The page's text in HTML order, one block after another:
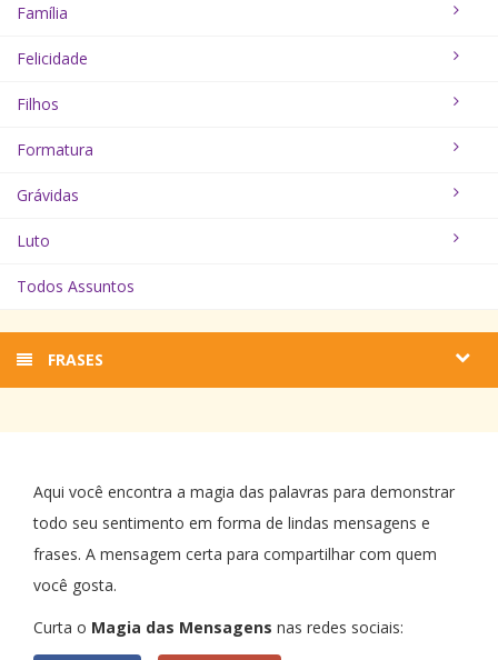
Família
Felicidade
Filhos
Formatura
Grávidas
Luto
Todos Assuntos
FRASES
Aqui você encontra a magia das palavras para demonstrar
todo seu sentimento em forma de lindas mensagens e
frases. A mensagem certa para compartilhar com quem
você gosta.
Curta o Magia das Mensagens nas redes sociais: